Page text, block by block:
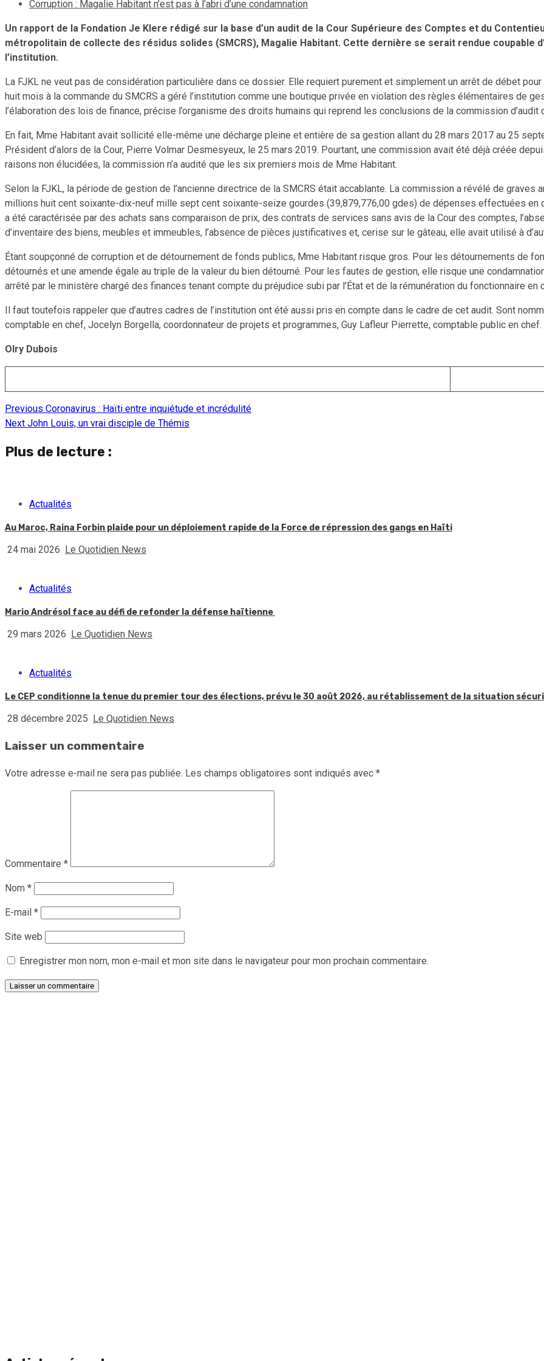
Corruption : Magalie Habitant n’est pas à l’abri d’une condamnation
Un rapport de la Fondation Je Klere rédigé sur la base d’un audit de la Cour Supérieure des Comptes et du
métropolitain de collecte des résidus solides (SMCRS), Magalie Habitant. Cette dernière se serait rendue coupable
l’institution.
La FJKL ne veut pas de considération particulière dans ce dossier. Elle requiert purement et simplement un arrêt de débet
huit mois à la commande du SMCRS a géré l’institution comme une boutique privée en violation des règles élémentaires de
l’élaboration des lois de finance, précise l’organisme des droits humains qui reprend les conclusions de la commission d’audit
En fait, Mme Habitant avait sollicité elle-même une décharge pleine et entière de sa gestion allant du 28 mars 2017 au 25
Président d’alors de la Cour, Pierre Volmar Desmesyeux, le 25 mars 2019. Pourtant, une commission avait été déjà créée
raisons non élucidées, la commission n’a audité que les six premiers mois de Mme Habitant.
Selon la FJKL, la période de gestion de l’ancienne directrice de la SMCRS était accablante. La commission a révélé de graves
millions huit cent soixante-dix-neuf mille sept cent soixante-seize gourdes (39,879,776,00 gdes) de dépenses effectuées
a été caractérisée par des achats sans comparaison de prix, des contrats de services sans avis de la Cour des comptes,
d’inventaire des biens, meubles et immeubles, l’absence de pièces justificatives et, cerise sur le gâteau, elle avait utilisé à
Étant soupçonné de corruption et de détournement de fonds publics, Mme Habitant risque gros. Pour les détournements de
détournés et une amende égale au triple de la valeur du bien détourné. Pour les fautes de gestion, elle risque une
arrêté par le ministère chargé des finances tenant compte du préjudice subi par l’État et de la rémunération du fonctionnaire en
Il faut toutefois rappeler que d’autres cadres de l’institution ont été aussi pris en compte dans le cadre de cet audit. Sont
comptable en chef, Jocelyn Borgella, coordonnateur de projets et programmes, Guy Lafleur Pierrette, comptable public en chef.
Olry Dubois
Continue
Previous Coronavirus : Haïti entre inquiétude et incrédulité
Next John Louis, un vrai disciple de Thémis
Plus de lecture :
Actualités
Au Maroc, Raina Forbin plaide pour un déploiement rapide de la Force de répression des gangs en Haïti
24 mai 2026 Le Quotidien News
Actualités
Mario Andrésol face au défi de refonder la défense haïtienne
29 mars 2026 Le Quotidien News
Actualités
Le CEP conditionne la tenue du premier tour des élections, prévu le 30 août 2026, au rétablissement de la situation
28 décembre 2025 Le Quotidien News
Laisser un commentaire
Votre adresse e-mail ne sera pas publiée. Les champs obligatoires sont indiqués avec *
Commentaire *
Nom *
E-mail *
Site web
Enregistrer mon nom, mon e-mail et mon site dans le navigateur pour mon prochain commentaire.